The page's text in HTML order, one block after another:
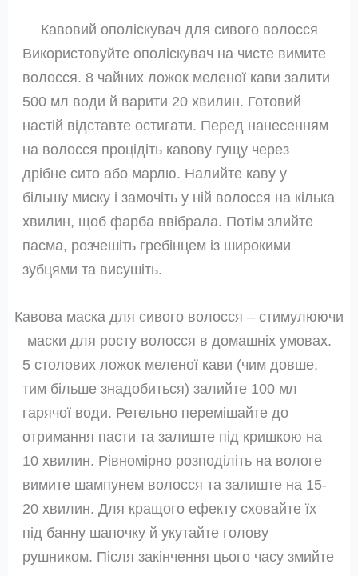
Кавовий ополіскувач для сивого волосся
Використовуйте ополіскувач на чисте вимите
волосся. 8 чайних ложок меленої кави залити
500 мл води й варити 20 хвилин. Готовий
настій відставте остигати. Перед нанесенням
на волосся процідіть кавову гущу через
дрібне сито або марлю. Налийте каву у
більшу миску і замочіть у ній волосся на кілька
хвилин, щоб фарба ввібрала. Потім злийте
пасма, розчешіть гребінцем із широкими
зубцями та висушіть.
Кавова маска для сивого волосся – стимулюючи
маски для росту волосся в домашніх умовах.
5 столових ложок меленої кави (чим довше,
тим більше знадобиться) залийте 100 мл
гарячої води. Ретельно перемішайте до
отримання пасти та залиште під кришкою на
10 хвилин. Рівномірно розподіліть на вологе
вимите шампунем волосся та залиште на 15-
20 хвилин. Для кращого ефекту сховайте їх
під банну шапочку й укутайте голову
рушником. Після закінчення цього часу змийте